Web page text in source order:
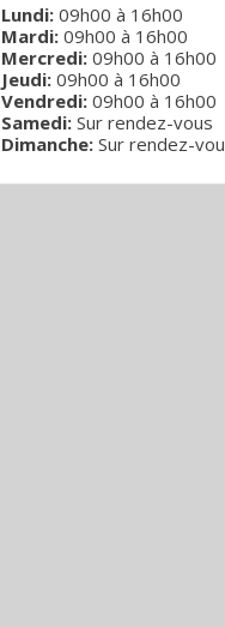
Lundi: 09h00 à 16h00
Mardi: 09h00 à 16h00
Mercredi: 09h00 à 16h00
Jeudi: 09h00 à 16h00
Vendredi: 09h00 à 16h00
Samedi: Sur rendez-vous
Dimanche: Sur rendez-